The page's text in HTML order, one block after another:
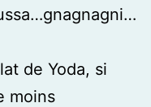
de Yoda, si
moins